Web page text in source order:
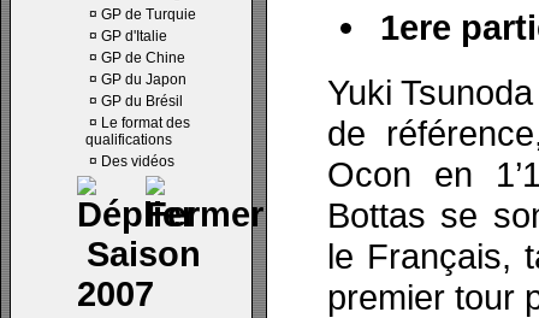
¤ GP de Turquie
¤ GP d'Italie
¤ GP de Chine
¤ GP du Japon
¤ GP du Brésil
¤ Le format des
qualifications
¤ Des vidéos
Saison
2007
1ere
Yuki
de
Ocon en
Bottas se
le Français,
premier tour